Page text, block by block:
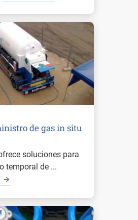
de gas in situ
soluciones para
temporal de ...